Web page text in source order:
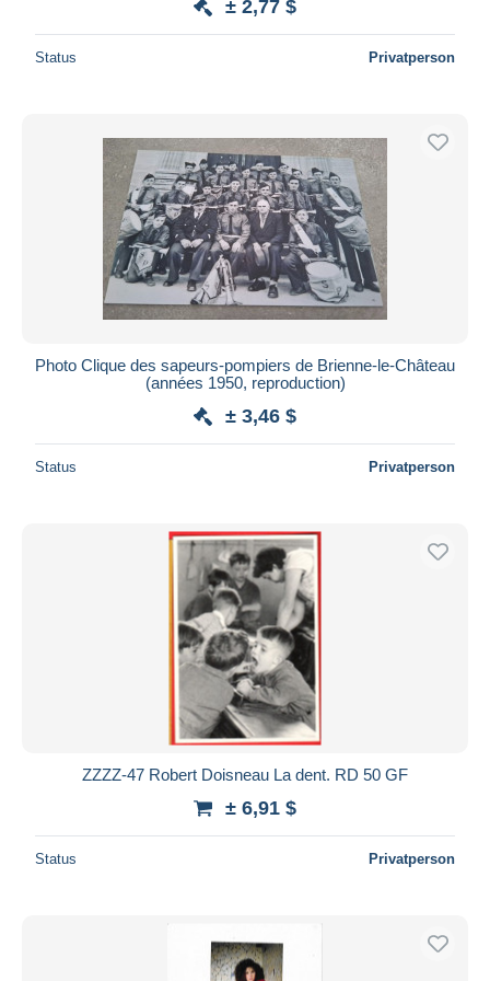
± 2,77 $
Status Privatperson
Photo Clique des sapeurs-pompiers de Brienne-le-Château
(années 1950, reproduction)
± 3,46 $
Status Privatperson
ZZZZ-47 Robert Doisneau La dent. RD 50 GF
± 6,91 $
Status Privatperson